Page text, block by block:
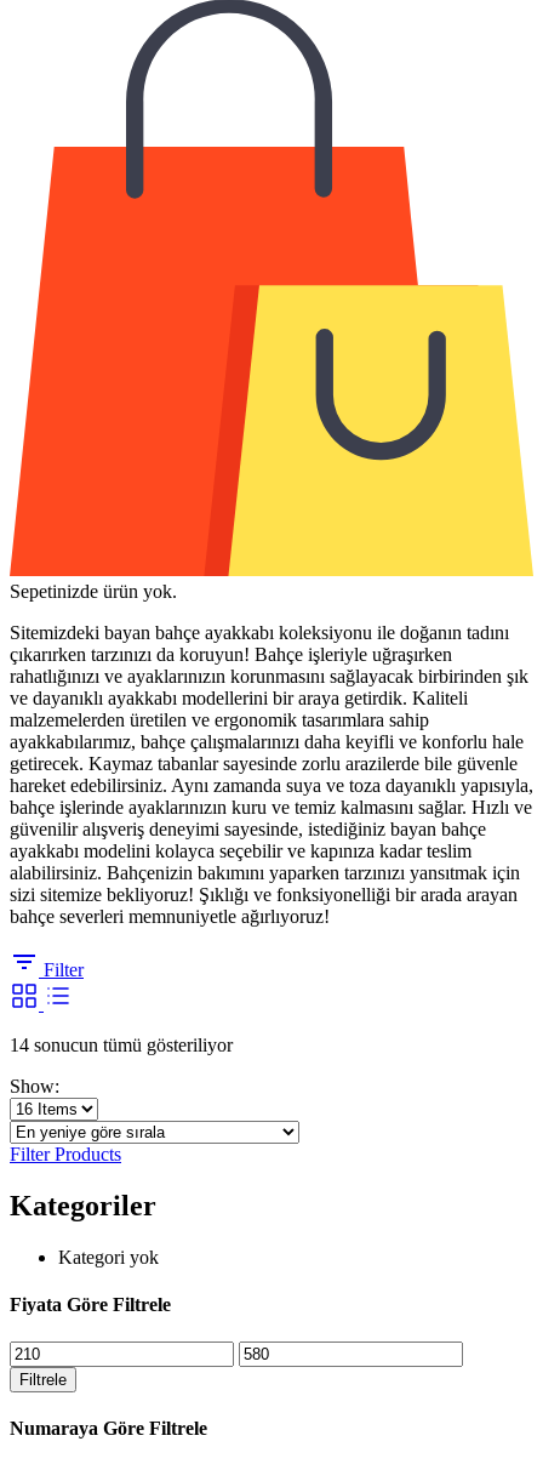
Sepetinizde ürün yok.
Sitemizdeki bayan bahçe ayakkabı koleksiyonu ile doğanın tadını
çıkarırken tarzınızı da koruyun! Bahçe işleriyle uğraşırken
rahatlığınızı ve ayaklarınızın korunmasını sağlayacak birbirinden şık
ve dayanıklı ayakkabı modellerini bir araya getirdik. Kaliteli
malzemelerden üretilen ve ergonomik tasarımlara sahip
ayakkabılarımız, bahçe çalışmalarınızı daha keyifli ve konforlu hale
getirecek. Kaymaz tabanlar sayesinde zorlu arazilerde bile güvenle
hareket edebilirsiniz. Aynı zamanda suya ve toza dayanıklı yapısıyla,
bahçe işlerinde ayaklarınızın kuru ve temiz kalmasını sağlar. Hızlı ve
güvenilir alışveriş deneyimi sayesinde, istediğiniz bayan bahçe
ayakkabı modelini kolayca seçebilir ve kapınıza kadar teslim
alabilirsiniz. Bahçenizin bakımını yaparken tarzınızı yansıtmak için
sizi sitemize bekliyoruz! Şıklığı ve fonksiyonelliği bir arada arayan
bahçe severleri memnuniyetle ağırlıyoruz!
Filter
14 sonucun tümü gösteriliyorEn
Show:
Filter Products
Kategoriler
Kategori yok
Fiyata Göre Filtrele
En
düşük
fiyat
En
yüksek
Filtrele
Numaraya Göre Filtrele